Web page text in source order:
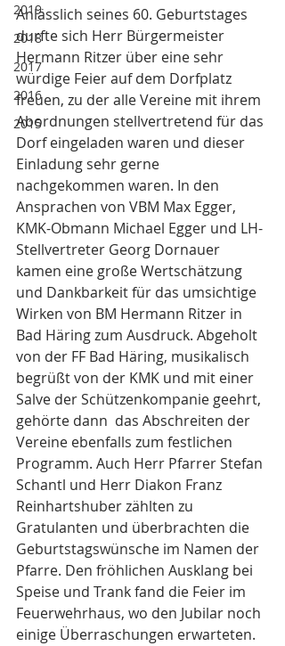
2019
2018
2017
2016
2015
Anlässlich seines 60. Geburtstages
durfte sich Herr Bürgermeister
Hermann Ritzer über eine sehr
würdige Feier auf dem Dorfplatz
freuen, zu der alle Vereine mit ihrem
Abordnungen stellvertretend für das
Dorf eingeladen waren und dieser
Einladung sehr gerne
nachgekommen waren. In den
Ansprachen von VBM Max Egger,
KMK-Obmann Michael Egger und LH-
Stellvertreter Georg Dornauer
kamen eine große Wertschätzung
und Dankbarkeit für das umsichtige
Wirken von BM Hermann Ritzer in
Bad Häring zum Ausdruck. Abgeholt
von der FF Bad Häring, musikalisch
begrüßt von der KMK und mit einer
Salve der Schützenkompanie geehrt,
gehörte dann  das Abschreiten der
Vereine ebenfalls zum festlichen
Programm. Auch Herr Pfarrer Stefan
Schantl und Herr Diakon Franz
Reinhartshuber zählten zu
Gratulanten und überbrachten die
Geburtstagswünsche im Namen der
Pfarre. Den fröhlichen Ausklang bei
Speise und Trank fand die Feier im
Feuerwehrhaus, wo den Jubilar noch
einige Überraschungen erwarteten.